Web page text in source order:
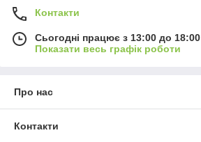
Контакти
Сьогодні працює з 13:00 до 18:00
Показати весь графік роботи
Про нас
Контакти